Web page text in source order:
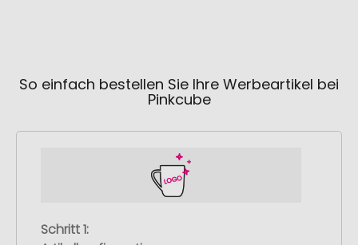
So einfach bestellen Sie Ihre Werbeartikel bei
Pinkcube
Schritt 1: